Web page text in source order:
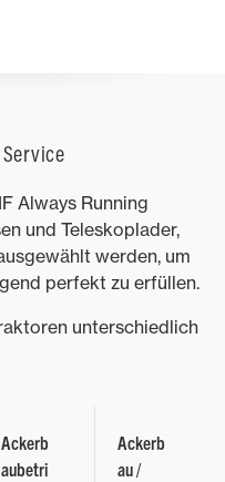
Always Running
und Teleskoplader,
werden, um
perfekt zu erfüllen.
unterschiedlich
Ackerb
aubetri
Ackerb
au /